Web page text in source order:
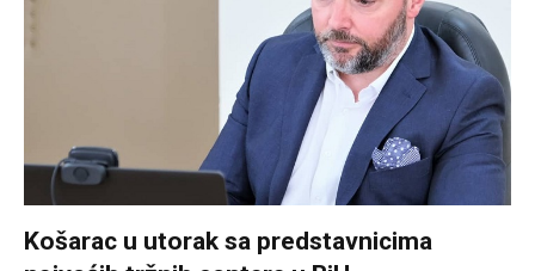
Košarac u utorak sa predstavnicima